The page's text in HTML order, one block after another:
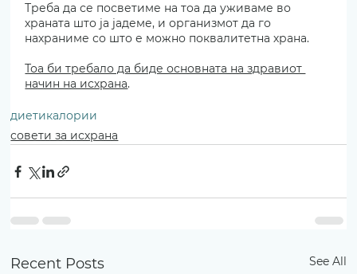
Треба да се посветиме на тоа да уживаме во
храната што ја јадеме, и организмот да го
нахраниме со што е можно поквалитетна храна.
Тоа би требало да биде основната на здравиот
начин на исхрана.
диетикалории
совети за исхрана
Recent Posts See All